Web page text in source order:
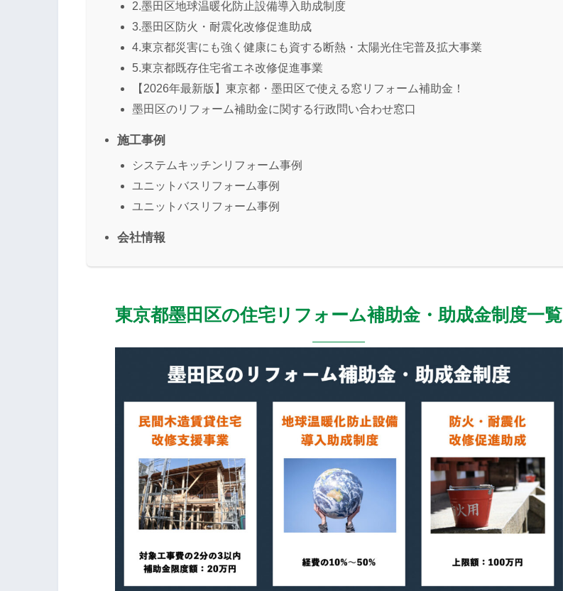
2.墨田区地球温暖化防止設備導入助成制度
3.墨田区防火・耐震化改修促進助成
4.東京都災害にも強く健康にも資する断熱・太陽光住宅普及拡大事業
5.東京都既存住宅省エネ改修促進事業
【2026年最新版】東京都・墨田区で使える窓リフォーム補助金！
墨田区のリフォーム補助金に関する行政問い合わせ窓口
施工事例
システムキッチンリフォーム事例
ユニットバスリフォーム事例
ユニットバスリフォーム事例
会社情報
東京都墨田区の住宅リフォーム補助金・助成金制度一覧